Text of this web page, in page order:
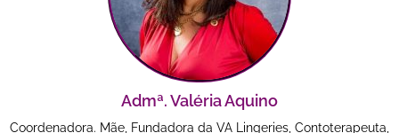
Admª. Valéria Aquino
Coordenadora. Mãe, Fundadora da VA Lingeries, Contoterapeuta,